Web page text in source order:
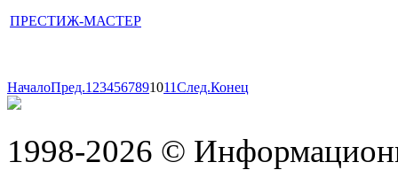
ПРЕСТИЖ-МАСТЕР
НачалоПред.1 234567891011След.Конец
1998-2026 ©